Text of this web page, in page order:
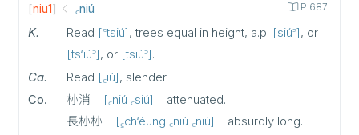
P.687
[niu1] ꜀niú
K. Read ꜂tsiú , trees equal in height, a.p. siú꜄ , or
ts‘iú꜄ , or tsiú꜄ .
Ca.
Read ꜀iú , slender.
Co.
㭂消 ꜀niú ꜀siú
attenuated.
長㭂㭂
꜁ch‘éung ꜀niú ꜀niú
absurdly long.